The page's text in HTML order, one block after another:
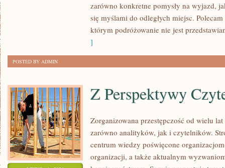
zarówno konkretne pomysły na wyjazd,
się myślami do odległych miejsc.
którym podróżowanie nie jest
]
POSTED BY ADMIN
Z Perspektywy
Zorganizowana przestępczość od wielu
zarówno analityków, jak i czytelników.
centrum wiedzy poświęcone
organizacji, a także aktualnym